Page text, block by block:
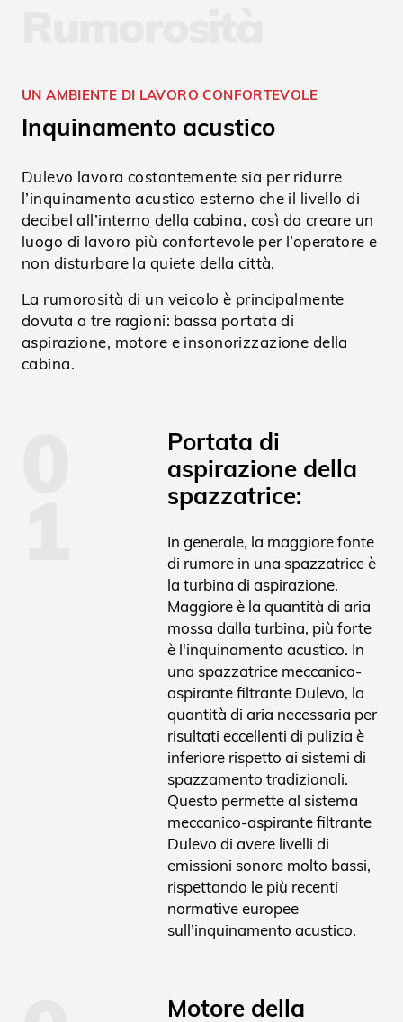
UN AMBIENTE DI LAVORO CONFORTEVOLE
Inquinamento acustico
Dulevo lavora costantemente sia per ridurre
l’inquinamento acustico esterno che il livello di
decibel all’interno della cabina, così da creare un
luogo di lavoro più confortevole per l’operatore e
non disturbare la quiete della città.
La rumorosità di un veicolo è principalmente
dovuta a tre ragioni: bassa portata di
aspirazione, motore e insonorizzazione della
cabina.
Portata di
aspirazione della
spazzatrice:
In generale, la maggiore fonte
di rumore in una spazzatrice è
la turbina di aspirazione.
Maggiore è la quantità di aria
mossa dalla turbina, più forte
è l'inquinamento acustico. In
una spazzatrice meccanico-
aspirante filtrante Dulevo, la
quantità di aria necessaria per
risultati eccellenti di pulizia è
inferiore rispetto ai sistemi di
spazzamento tradizionali.
Questo permette al sistema
meccanico-aspirante filtrante
Dulevo di avere livelli di
emissioni sonore molto bassi,
rispettando le più recenti
normative europee
sull’inquinamento acustico.
Motore della